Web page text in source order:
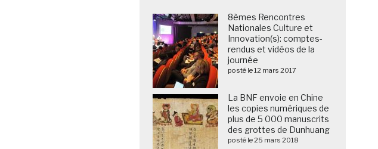
8èmes Rencontres
Nationales Culture et
Innovation(s): comptes-
rendus et vidéos de la
journée
posté le 12 mars 2017
La BNF envoie en Chine
les copies numériques de
plus de 5 000 manuscrits
des grottes de Dunhuang
posté le 25 mars 2018